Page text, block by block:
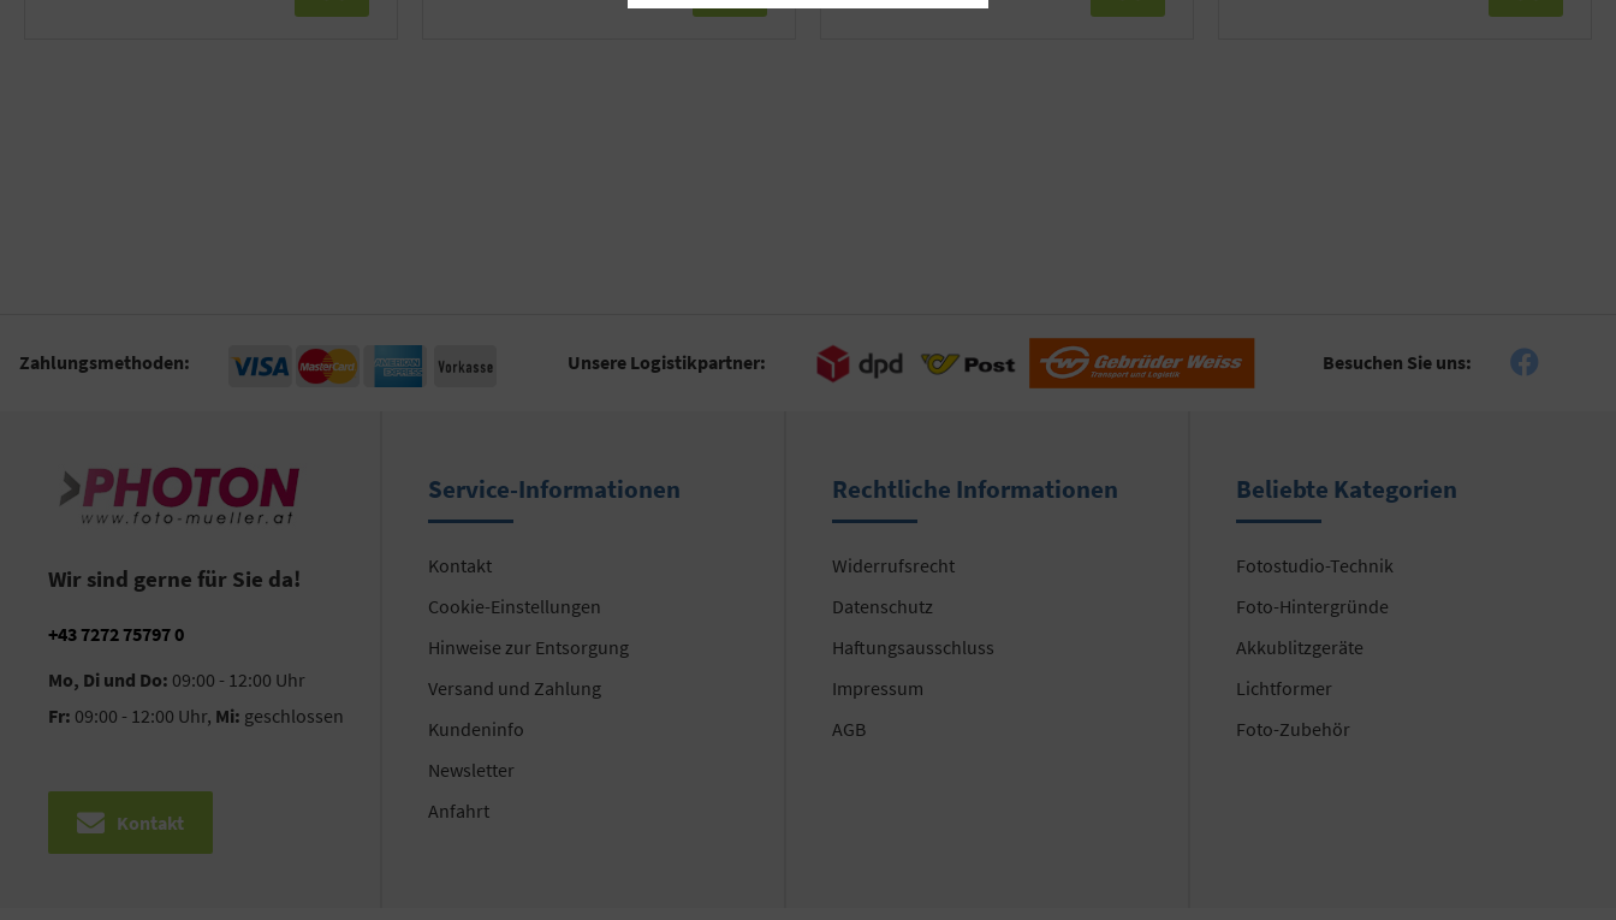
Zahlungsmethoden: Unsere Logistikpartner: Besuchen Sie uns:
Wir sind gerne für Sie da!
+43 7272 75797 0
Mo, Di und Do: 09:00 - 12:00 Uhr
Fr: 09:00 - 12:00 Uhr, Mi: geschlossen
Kontakt
Service-Informationen
Kontakt
Cookie-Einstellungen
Hinweise zur Entsorgung
Versand und Zahlung
Kundeninfo
Newsletter
Anfahrt
Rechtliche Informationen
Widerrufsrecht
Datenschutz
Haftungsausschluss
Impressum
AGB
Beliebte Kategorien
Fotostudio-Technik
Foto-Hintergründe
Akkublitzgeräte
Lichtformer
Foto-Zubehör